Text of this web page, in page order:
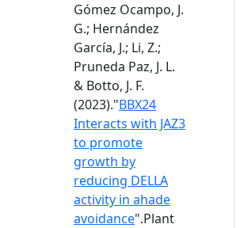
Gómez Ocampo, J.
G.; Hernández
García, J.; Li, Z.;
Pruneda Paz, J. L.
& Botto, J. F.
(2023)."BBX24
Interacts with JAZ3
to promote
growth by
reducing DELLA
activity in ahade
avoidance".Plant